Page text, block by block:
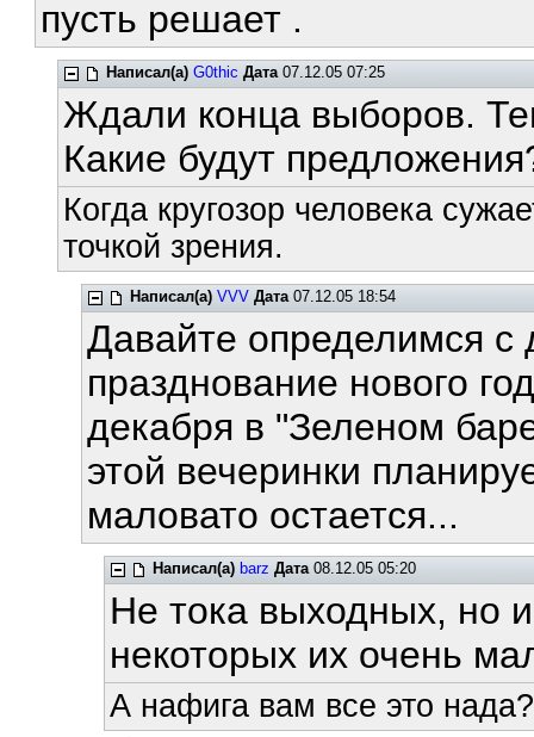
пусть решает .
Написал(а) G0thic Дата07.12.05 07:25
Ждали конца выборов.
Какие будут
Когда кругозор человека
точкой зрения.
Написал(а) VVV Дата07.12.05 18:54
Давайте определимся с
празднование нового
декабря в "Зеленом
этой вечеринки
маловато остается...
Написал(а) barz Дата08.12.05 05:20
Не тока выходных, но
некоторых их очень
А нафига вам все это нада?